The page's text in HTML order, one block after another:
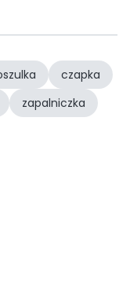
czapka
zapalniczka